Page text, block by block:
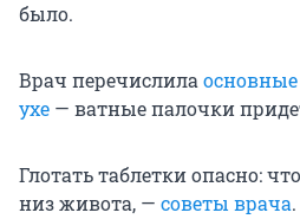
было.
Врач перечислила
ухе — ватные палочки
Глотать таблетки опасно:
низ живота, — советы врача.